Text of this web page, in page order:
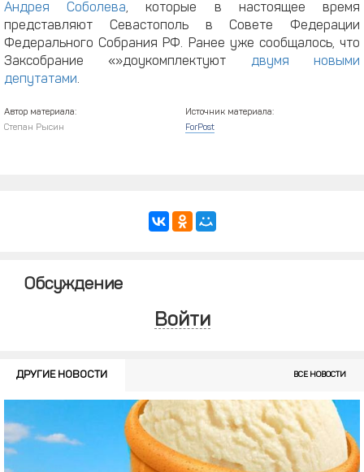
Андрея Соболева, которые в настоящее время
представляют Севастополь в Совете Федерации
Федерального Собрания РФ. Ранее уже сообщалось, что
Заксобрание «»доукомплектуют двумя новыми
депутатами.
Автор материала:
Степан Рысин
Источник материала:
ForPost
Обсуждение
Войти
ДРУГИЕ НОВОСТИ ВСЕ НОВОСТИ